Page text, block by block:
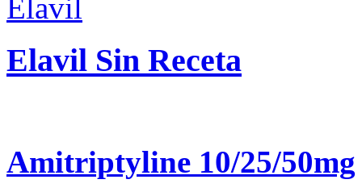
Elavil Sin Receta
Amitriptyline 10/25/50mg